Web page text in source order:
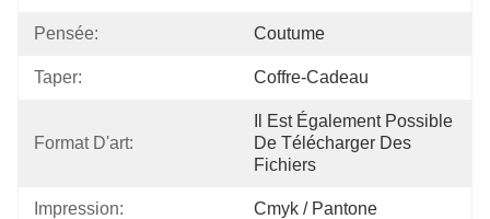
Pensée: Coutume
Taper: Coffre-Cadeau
Format D'art:
Il Est Également Possible
De Télécharger Des
Fichiers
Impression: Cmyk / Pantone